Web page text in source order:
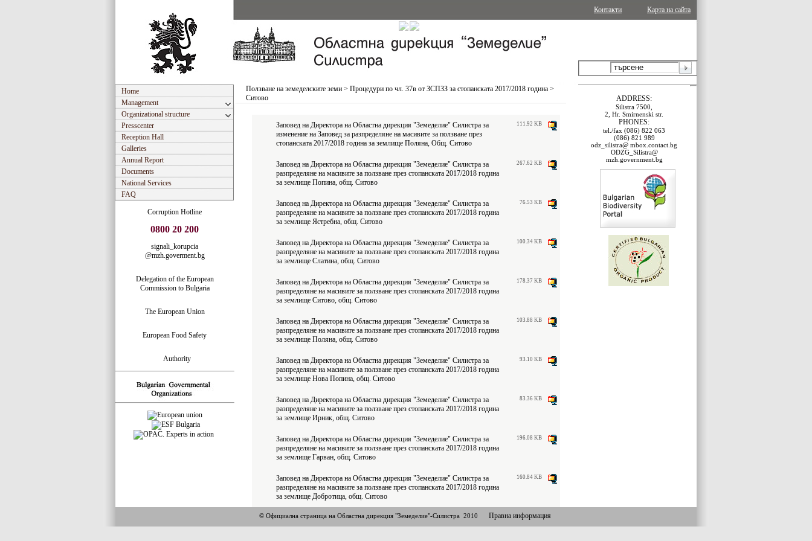
Карта на сайта
Контакти
Home
Management
Organizational structure
Presscenter
Reception Hall
Galleries
Annual Report
Documents
National Services
FAQ
Corruption Hotline
0800 20 200
signali_korupcia
@mzh.goverment.bg
Delegation of the European
Commission to Bulgaria
The European Union
European Food Safety
Authority
Ползване на земеделските земи > Процедури по чл. 37в от ЗСПЗЗ за стопанската 2017/2018 година >
Ситово
Заповед на Директора на Областна дирекция "Земеделие" Силистра за
изменение на Заповед за разпределяне на масивите за ползване през
стопанската 2017/2018 година за землище Поляна, Общ. Ситово
111.92 KB
Заповед на Директора на Областна дирекция "Земеделие" Силистра за
разпределяне на масивите за ползване през стопанската 2017/2018 година
за землище Попина, общ. Ситово
267.62 KB
Заповед на Директора на Областна дирекция "Земеделие" Силистра за
разпределяне на масивите за ползване през стопанската 2017/2018 година
за землище Ястребна, общ. Ситово
76.53 KB
Заповед на Директора на Областна дирекция "Земеделие" Силистра за
разпределяне на масивите за ползване през стопанската 2017/2018 година
за землище Слатина, общ. Ситово
100.34 KB
Заповед на Директора на Областна дирекция "Земеделие" Силистра за
разпределяне на масивите за ползване през стопанската 2017/2018 година
за землище Ситово, общ. Ситово
178.37 KB
Заповед на Директора на Областна дирекция "Земеделие" Силистра за
разпределяне на масивите за ползване през стопанската 2017/2018 година
за землище Поляна, общ. Ситово
103.88 KB
Заповед на Директора на Областна дирекция "Земеделие" Силистра за
разпределяне на масивите за ползване през стопанската 2017/2018 година
за землище Нова Попина, общ. Ситово
93.10 KB
Заповед на Директора на Областна дирекция "Земеделие" Силистра за
разпределяне на масивите за ползване през стопанската 2017/2018 година
за землище Ирник, общ. Ситово
83.36 KB
Заповед на Директора на Областна дирекция "Земеделие" Силистра за
разпределяне на масивите за ползване през стопанската 2017/2018 година
за землище Гарван, общ. Ситово
196.08 KB
Заповед на Директора на Областна дирекция "Земеделие" Силистра за
разпределяне на масивите за ползване през стопанската 2017/2018 година
за землище Добротица, общ. Ситово
160.84 KB
ADDRESS:
Silistra 7500,
2, Hr. Smirnenski str.
PHONES:
tel./fax (086) 822 063
(086) 821 989
odz_silistra@ mbox.contact.bg
ODZG_Silistra@
mzh.government.bg
© Официална страница на Областна дирекция "Земеделие"-Силистра 2010 Правна информация